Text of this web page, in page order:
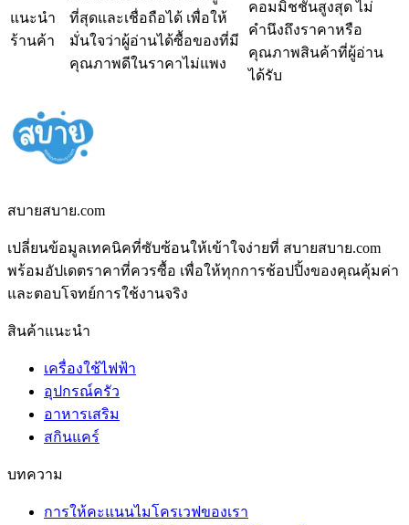
แนะนำ
ร้านค้า
ที่สุดและเชื่อถือได้ เพื่อให้
มั่นใจว่าผู้อ่านได้ซื้อของที่มี
คุณภาพดีในราคาไม่แพง
คอมมิชชั่นสูงสุด ไม่
คำนึงถึงราคาหรือ
คุณภาพสินค้าที่ผู้อ่าน
ได้รับ
สบายสบาย.com
เปลี่ยนข้อมูลเทคนิคที่ซับซ้อนให้เข้าใจง่ายที่ สบายสบาย.com
พร้อมอัปเดตราคาที่ควรซื้อ เพื่อให้ทุกการช้อปปิ้งของคุณคุ้มค่า
และตอบโจทย์การใช้งานจริง
สินค้าแนะนำ
เครื่องใช้ไฟฟ้า
อุปกรณ์ครัว
อาหารเสริม
สกินแคร์
บทความ
การให้คะแนนไมโครเวฟของเรา